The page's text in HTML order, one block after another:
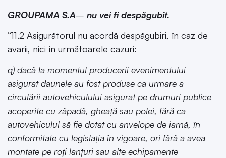
GROUPAMA S.A– nu vei fi despăgubit.
“11.2 Asigurătorul nu acordă despăgubiri, în caz de
avarii, nici în următoarele cazuri:
q) dacă la momentul producerii evenimentului
asigurat daunele au fost produse ca urmare a
circulării autovehiculului asigurat pe drumuri publice
acoperite cu zăpadă, gheaţă sau polei, fără ca
autovehiculul să fie dotat cu anvelope de iarnă, în
conformitate cu legislaţia în vigoare, ori fără a avea
montate pe roţi lanţuri sau alte echipamente